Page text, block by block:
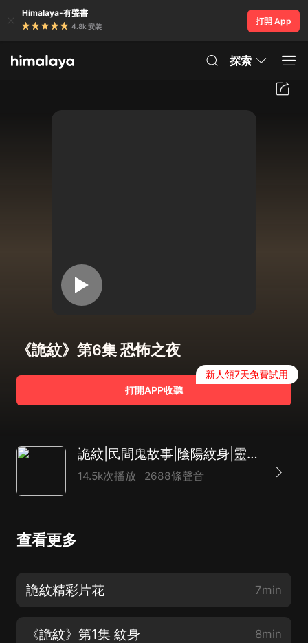
Himalaya-有聲書
4.8k 安裝
打開 App
探索
《詭紋》第6集 恐怖之夜
打開APP收聽
新人領7天免費試用
詭紋|民間鬼故事|陰陽紋身|靈異事件| 又名紋身法則紋身特殊丨懸疑小說推薦榜第一
14.5k次播放 2688條聲音
查看更多
詭紋精彩片花 7min
《詭紋》第1集 紋身 8min